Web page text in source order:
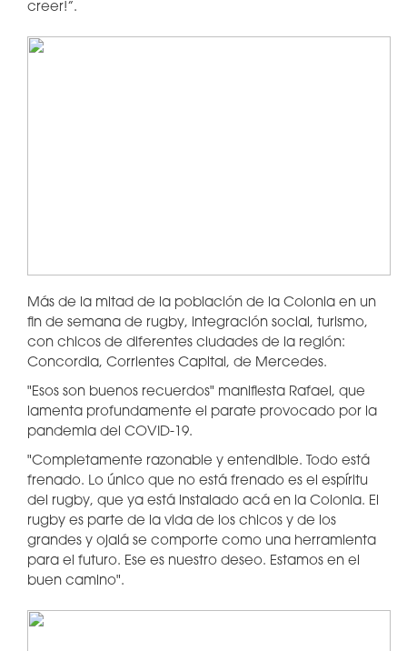
creer!”.
Más de la mitad de la población de la Colonia en un
fin de semana de rugby, integración social, turismo,
con chicos de diferentes ciudades de la región:
Concordia, Corrientes Capital, de Mercedes.
"Esos son buenos recuerdos" manifiesta Rafael, que
lamenta profundamente el parate provocado por la
pandemia del COVID-19.
"Completamente razonable y entendible. Todo está
frenado. Lo único que no está frenado es el espíritu
del rugby, que ya está instalado acá en la Colonia. El
rugby es parte de la vida de los chicos y de los
grandes y ojalá se comporte como una herramienta
para el futuro. Ese es nuestro deseo. Estamos en el
buen camino".